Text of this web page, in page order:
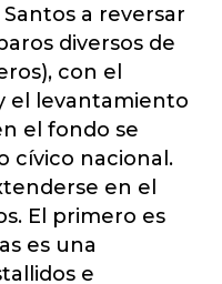
a reversar
diversos de
con el
el levantamiento
el fondo se
cívico nacional.
en el
El primero es
es una
e